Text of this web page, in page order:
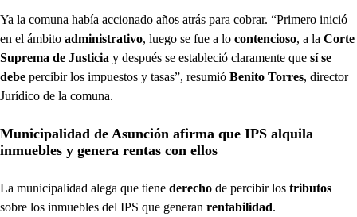
Ya la comuna había accionado años atrás para cobrar. “Primero inició
en el ámbito administrativo, luego se fue a lo contencioso, a la Corte
Suprema de Justicia y después se estableció claramente que sí se
debe percibir los impuestos y tasas”, resumió Benito Torres, director
Jurídico de la comuna.
Municipalidad de Asunción afirma que IPS alquila
inmuebles y genera rentas con ellos
La municipalidad alega que tiene derecho de percibir los tributos
sobre los inmuebles del IPS que generan rentabilidad.